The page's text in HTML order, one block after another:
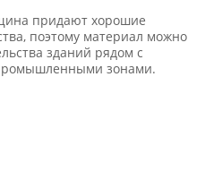
придают хорошие
поэтому материал можно
зданий рядом с
зонами.